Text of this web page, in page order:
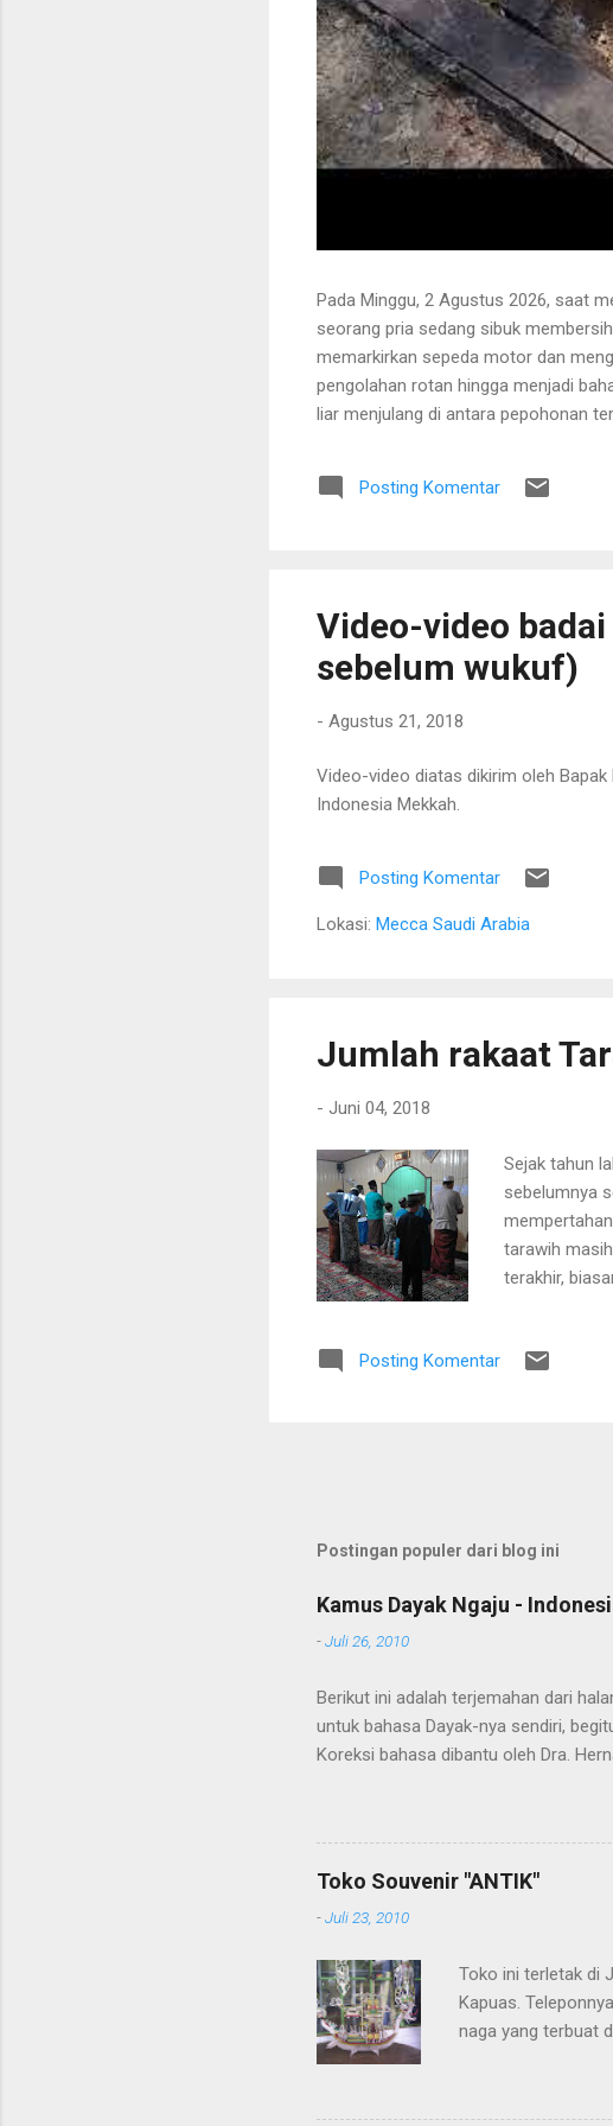
Pada Minggu, 2 Agustus 2026, saat
seorang pria sedang sibuk
memarkirkan sepeda motor dan
pengolahan rotan hingga menjadi
liar menjulang di antara pepohonan
Tanaman itu diperkirakan telah
untuk ditarik dan dipanen.
Posting Komentar
Video-video
sebelum wukuf)
- Agustus 21, 2018
Video-video diatas dikirim oleh Bapak
Indonesia Mekkah.
Posting Komentar
Lokasi: Mecca Saudi Arabia
Jumlah rakaat
- Juni 04, 2018
Sejak tahun
sebelumnya
tarawih
terakhir,
Posting Komentar
Postingan populer dari blog ini
Kamus Dayak Ngaju -
-Juli 26, 2010
Berikut ini adalah terjemahan dari
untuk bahasa Dayak-nya sendiri,
Koreksi bahasa dibantu oleh Dra.
Toko Souvenir "ANTIK"
-Juli 23, 2010
Toko ini terletak di
Kapuas.
naga yang terbuat